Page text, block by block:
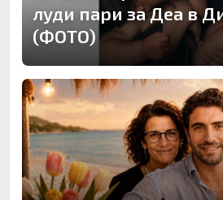
луди пари за Деа в
(ФОТО)